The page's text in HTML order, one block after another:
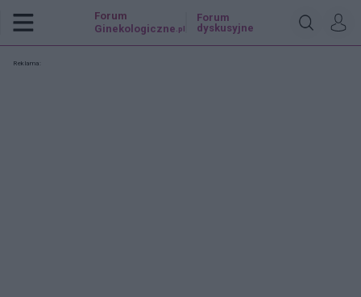
Forum
Ginekologiczne .pl
Forum
dyskusyjne
Reklama: